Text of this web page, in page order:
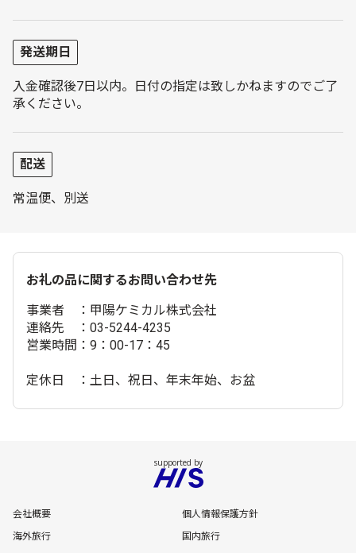
発送期日
入金確認後7日以内。日付の指定は致しかねますのでご了
承ください。
配送
常温便、別送
お礼の品に関するお問い合わせ先
事業者 ：甲陽ケミカル株式会社
連絡先 ：03-5244-4235
営業時間：9：00-17：45
定休日 ：土日、祝日、年末年始、お盆
会社概要
個人情報保護方針
海外旅行
国内旅行